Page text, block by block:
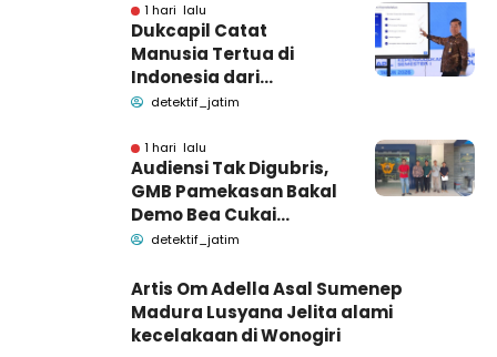
1 hari lalu
Dukcapil Catat
Manusia Tertua di
Indonesia dari
Bangkalan dan
detektif_jatim
1 hari lalu
Audiensi Tak Digubris,
GMB Pamekasan Bakal
Demo Bea Cukai
Madura
detektif_jatim
Artis Om Adella Asal Sumenep
Madura Lusyana Jelita alami
kecelakaan di Wonogiri